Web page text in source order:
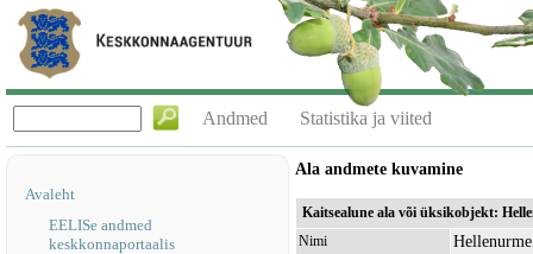
Andmed Statistika ja viited
Avaleht
EELISe andmed
keskkonnaportaalis
Ala andmete kuvamine
Kaitsealune ala või üksikobjekt:
Nimi